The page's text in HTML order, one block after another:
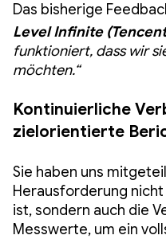
Das bisherige
Level Infinite
funktioniert, dass wir
möchten.“
Kontinuierliche
zielorientierte
Sie haben uns
Herausforderung
ist, sondern auch die
Messwerte, um ein